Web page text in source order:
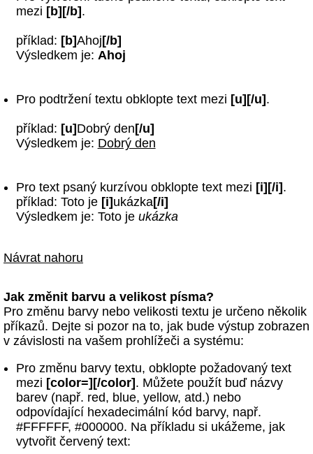
mezi [b][/b].
příklad: [b]Ahoj[/b]
Výsledkem je: Ahoj
Pro podtržení textu obklopte text mezi [u][/u].
příklad: [u]Dobrý den[/u]
Výsledkem je: Dobrý den
Pro text psaný kurzívou obklopte text mezi [i][/i].
příklad: Toto je [i]ukázka[/i]
Výsledkem je: Toto je ukázka
Návrat nahoru
Jak změnit barvu a velikost písma?
Pro změnu barvy nebo velikosti textu je určeno několik
příkazů. Dejte si pozor na to, jak bude výstup zobrazen
v závislosti na vašem prohlížeči a systému:
Pro změnu barvy textu, obklopte požadovaný text
mezi [color=][/color]. Můžete použít buď názvy
barev (např. red, blue, yellow, atd.) nebo
odpovídající hexadecimální kód barvy, např.
#FFFFFF, #000000. Na příkladu si ukážeme, jak
vytvořit červený text: